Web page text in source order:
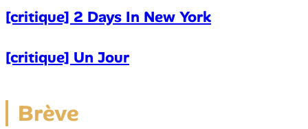
[critique] 2 Days In New York
[critique] Un Jour
Brève